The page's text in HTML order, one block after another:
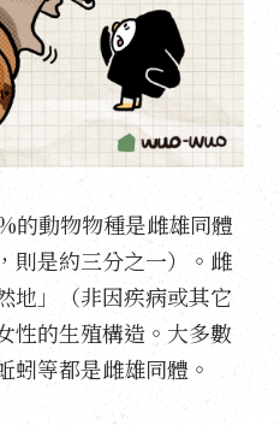
的動物物種是雌雄同體
則是約三分之一）。雌
地」（非因疾病或其它
性的生殖構造。大多數
蚓等都是雌雄同體。